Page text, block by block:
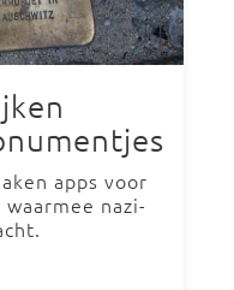
apps voor
nazi-